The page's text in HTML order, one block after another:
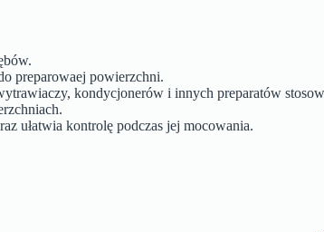
preparowaej powierzchni.
kondycjonerów i innych preparatów
ułatwia kontrolę podczas jej mocowania.